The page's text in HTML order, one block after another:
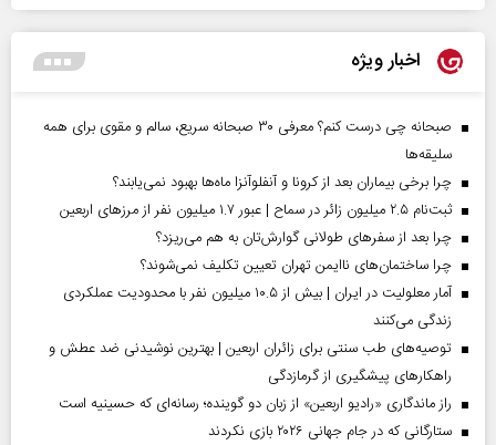
اخبار ویژه
صبحانه چی درست کنم؟ معرفی ۳۰ صبحانه سریع، سالم و مقوی برای همه
سلیقه‌ها
چرا برخی بیماران بعد از کرونا و آنفلوآنزا ماه‌ها بهبود نمی‌یابند؟
ثبت‌نام ۲.۵ میلیون زائر در سماح | عبور ۱.۷ میلیون نفر از مرز‌های اربعین
چرا بعد از سفرهای طولانی گوارش‌تان به هم می‌ریزد؟
چرا ساختمان‌های ناایمن تهران تعیین تکلیف نمی‌شوند؟
آمار معلولیت در ایران | بیش از ۱۰.۵ میلیون نفر با محدودیت عملکردی
زندگی می‌کنند
توصیه‌های طب سنتی برای زائران اربعین | بهترین نوشیدنی ضد عطش و
راهکارهای پیشگیری از گرمازدگی
راز ماندگاری «رادیو اربعین» از زبان دو گوینده؛ رسانه‌ای که حسینیه است
ستارگانی که در جام جهانی ۲۰۲۶ بازی نکردند